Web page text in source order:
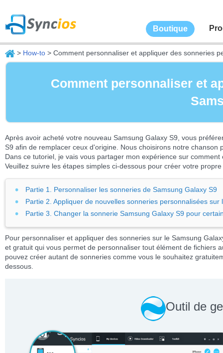
Boutique
> How-to > Comment personnaliser et appliquer des sonneries
Comment personnaliser et
Après avoir acheté votre nouveau Samsung Galaxy S9, vous
S9 afin de remplacer ceux d'origine. Nous choisirons notre
Dans ce tutoriel, je vais vous partager mon expérience sur
Veuillez suivre les étapes simples ci-dessous pour créer votre
Partie 1. Personnaliser les sonneries de Samsung Galaxy S9
Partie 2. Appliquer de nouvelles sonneries personnalisées
Partie 3. Changer la sonnerie Samsung Galaxy S9 pour
Pour personnaliser et appliquer des sonneries sur le Samsung
et gratuit qui vous permet de personnaliser tout élément de fichiers
pouvez créer autant de sonneries comme vous le souhaitez
dessous.
Outil de